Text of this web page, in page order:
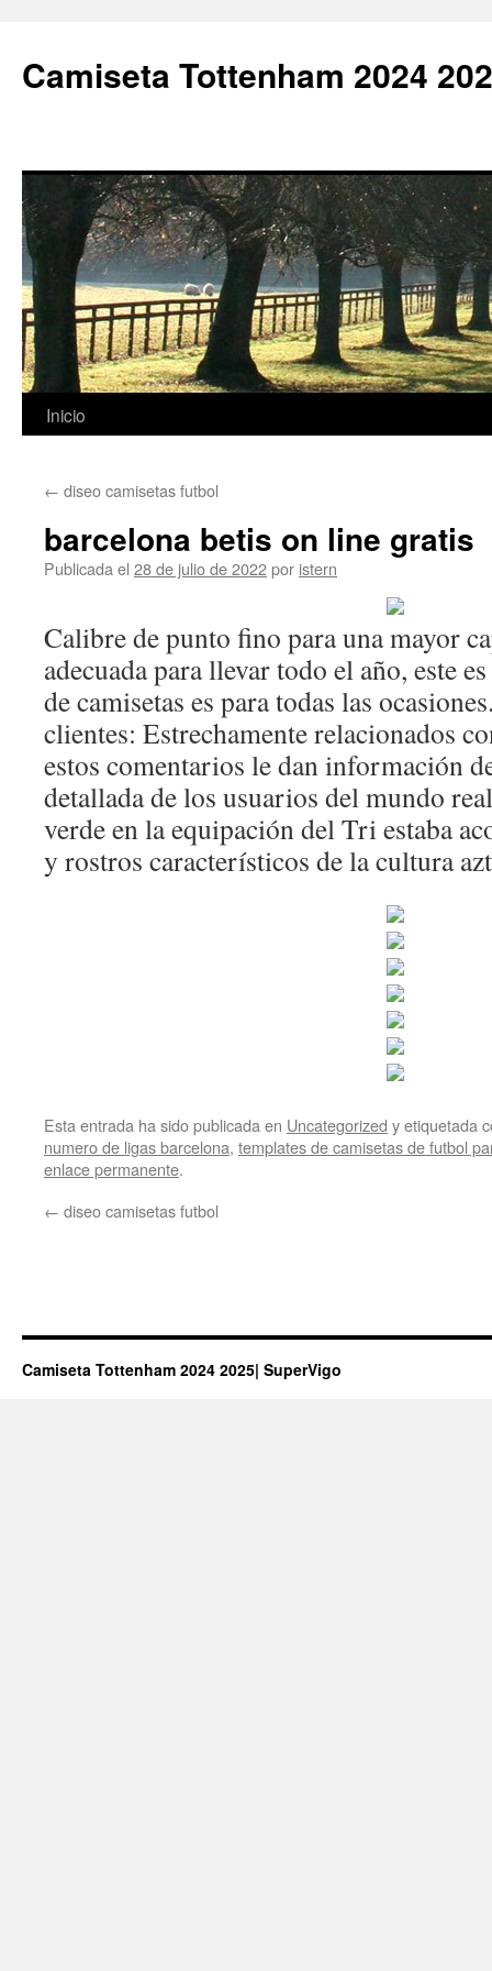
Camiseta Tottenham 2024
Saltar
contenido
Inicio
← diseo camisetas futbol
barcelona betis on line gratis
Publicada el 28 de julio de 2022por istern
Calibre de punto fino para una mayor
adecuada para llevar todo el año, este
de camisetas es para todas las
clientes: Estrechamente relacionados
estos comentarios le dan información
detallada de los usuarios del mundo
verde en la equipación del Tri estaba
y rostros característicos de la cultura
Esta entrada ha sido publicada en Uncategorized y etiquetada
numero de ligas barcelona, templates de camisetas de futbol
enlace permanente.
← diseo camisetas futbol
Camiseta Tottenham 2024 2025| SuperVigo